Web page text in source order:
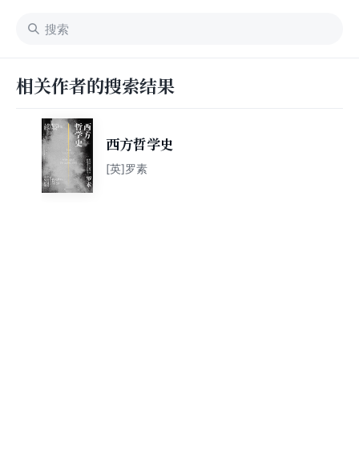
相关作者的搜索结果
西方哲学史
[英]罗素